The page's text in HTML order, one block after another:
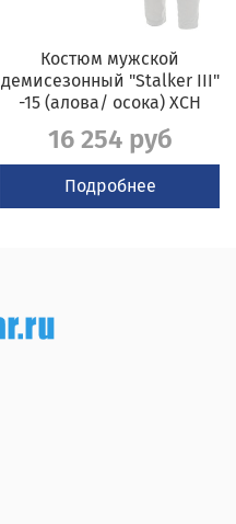
Костюм мужской
демисезонный "Stalker III"
-15 (алова/ осока) ХСН
16 254 руб
Подробнее